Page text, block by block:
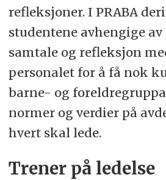
refleksjoner. I PRABA
studentene avhengige
samtale og refleksjon
personalet for å få nok
barne- og
normer og verdier på
hvert skal lede.
Trener på ledelse